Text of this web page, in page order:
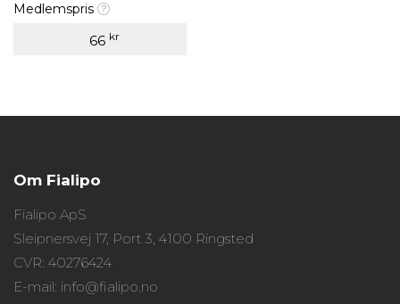
Medlemspris
66 kr
Om Fialipo
Fialipo ApS
Sleipnersvej 17, Port 3, 4100 Ringsted
CVR: 40276424
E-mail: info@fialipo.no